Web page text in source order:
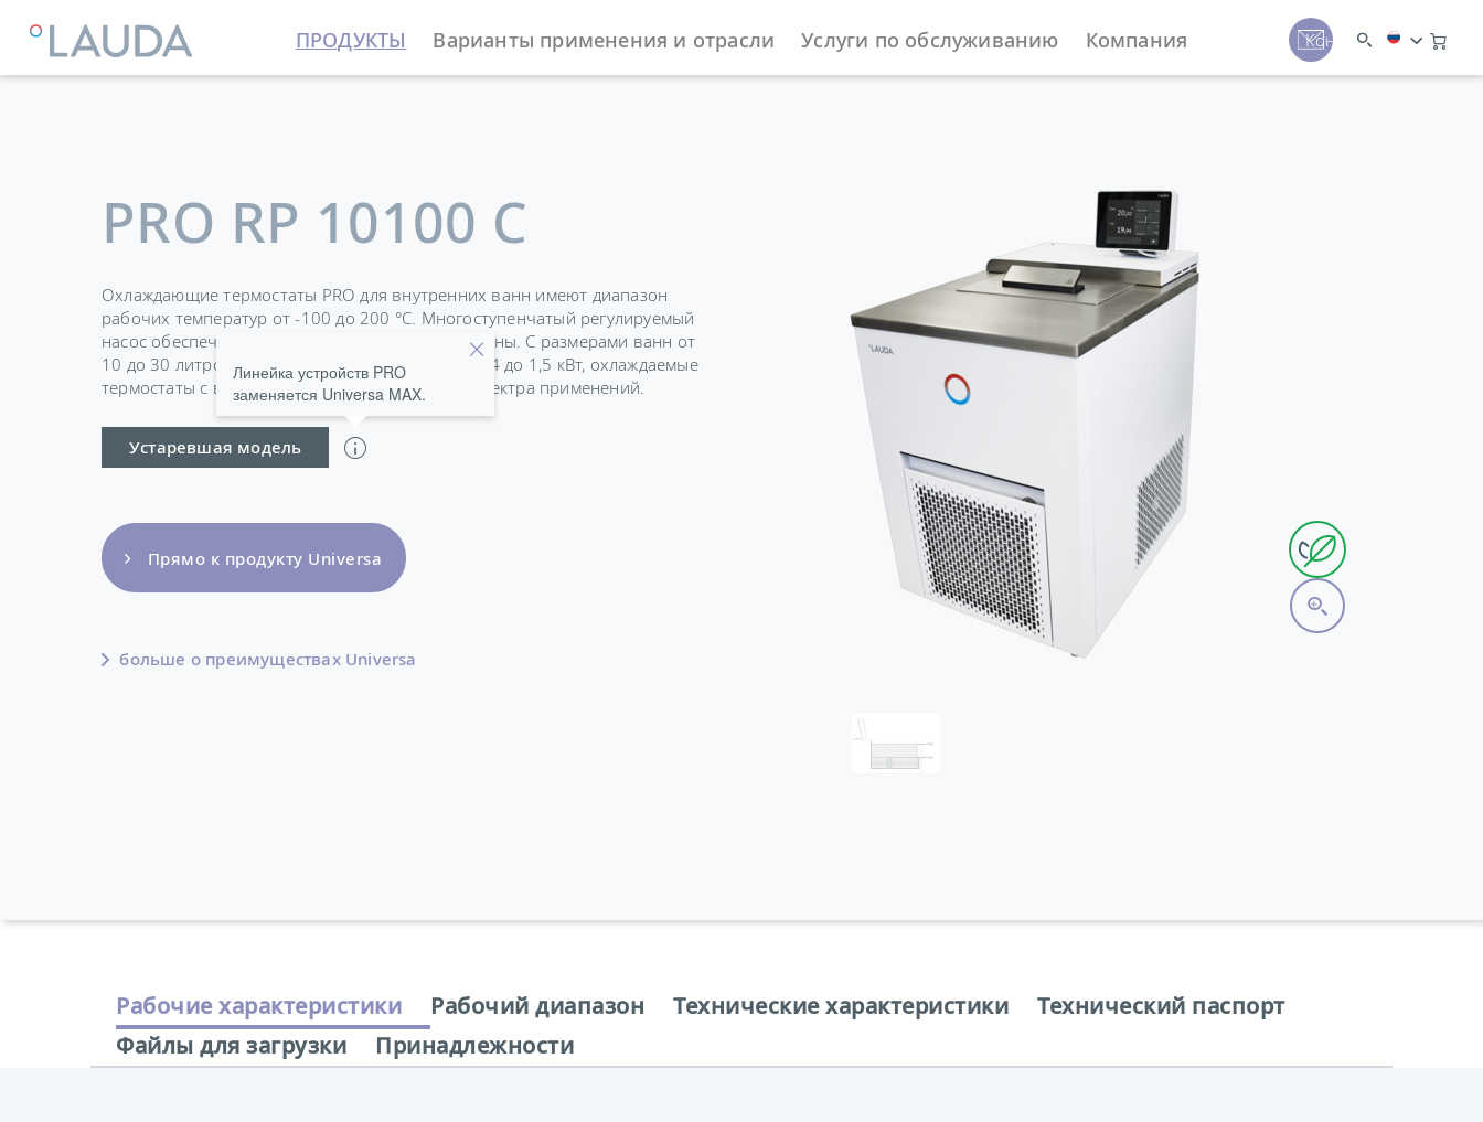
ПРОДУКТЫ Варианты применения и отрасли Услуги по обслуживанию Компания Контакты
LAUDA Термостатирующие устройства Термостаты Охлаждающие термостаты Universa
PRO RP 10100 C
Охлаждающие термостаты PRO для внутренних ванн имеют диапазон
рабочих температур от -100 до 200 °C. Многоступенчатый регулируемый
насос обеспечивает хорошую гомогенность ванны. С размерами ванн от
10 до 30 литров и мощностью охлаждения от 0,4 до 1,5 кВт, охлаждаемые
термостаты с ванной подходят для широкого спектра применений.
Устаревшая модель
Линейка устройств PRO
заменяется Universa MAX.
Прямо к продукту Universa
больше о преимуществах Universa
Рабочие характеристики Рабочий диапазон Технические характеристики
Технический паспорт
Файлы для загрузки
Принадлежности